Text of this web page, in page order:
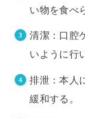
い物を食べ
清潔：口腔
いように行
排泄：本人
緩和する。